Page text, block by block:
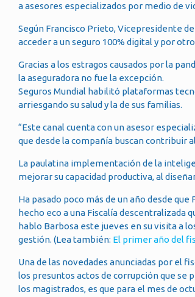
a asesores especializados por medio de
Según Francisco Prieto, Vicepresidente
acceder a un seguro 100% digital y por
Gracias a los estragos causados por la
la aseguradora no fue la excepción.
Seguros Mundial habilitó plataformas
arriesgando su salud y la de sus familias.
“Este canal cuenta con un asesor
que desde la compañía buscan contribuir
La paulatina implementación de la
mejorar su capacidad productiva, al
Ha pasado poco más de un año desde
hecho eco a una Fiscalía descentralizada
hablo Barbosa este jueves en su visita a
gestión. (Lea también: El primer año del
Una de las novedades anunciadas por el
los presuntos actos de corrupción que se
los magistrados, es que para el mes de